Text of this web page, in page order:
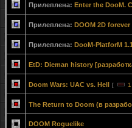
Прилеплена: Enter the DooM.
Прилеплена: DOOM 2D forever
Прилеплена: DooM-PlatforM 1.1
EtD: Dieman history
Doom Wars: UAC vs. Hell [ 1
The Return to Doom (в
DOOM Roguelike